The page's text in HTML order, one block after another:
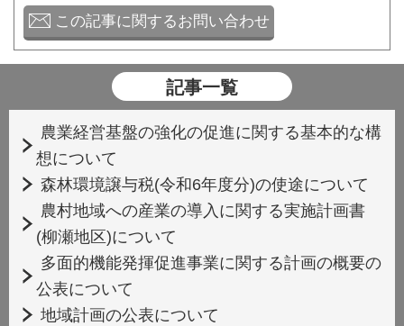
この記事に関するお問い合わせ
記事一覧
農業経営基盤の強化の促進に関する基本的な構
想について
森林環境譲与税(令和6年度分)の使途について
農村地域への産業の導入に関する実施計画書
(柳瀬地区)について
多面的機能発揮促進事業に関する計画の概要の
公表について
地域計画の公表について